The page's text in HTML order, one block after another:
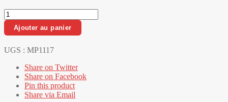
quantité
de
Pair
condensers
Ajouter au panier
UGS : MP1117
Share on Twitter
Share on Facebook
Pin this product
Share via Email